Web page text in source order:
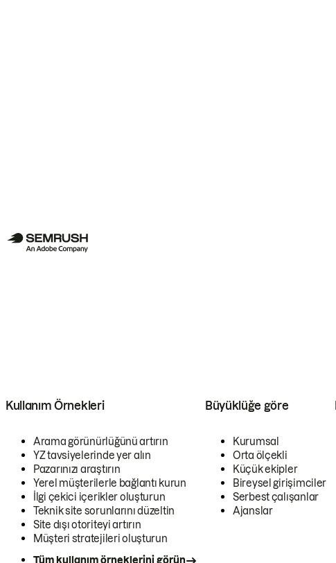
Kullanım Örnekleri
Arama görünürlüğünü artırın
YZ tavsiyelerinde yer alın
Pazarınızı araştırın
Yerel müşterilerle bağlantı kurun
İlgi çekici içerikler oluşturun
Teknik site sorunlarını düzeltin
Site dışı otoriteyi artırın
Müşteri stratejileri oluşturun
Tüm kullanım örneklerini görün
Büyüklüğe göre
Kurumsal
Orta ölçekli
Küçük ekipler
Bireysel girişimciler
Serbest çalışanlar
Ajanslar